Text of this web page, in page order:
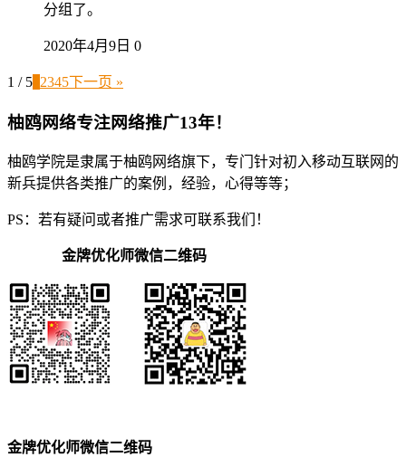
分组了。
2020年4月9日 0
1 / 5 2345下一页 »
柚鸥网络专注网络推广13年！
柚鸥学院是隶属于柚鸥网络旗下，专门针对初入移动互联网的
新兵提供各类推广的案例，经验，心得等等；
PS：若有疑问或者推广需求可联系我们！
金牌优化师微信二维码
金牌优化师微信二维码